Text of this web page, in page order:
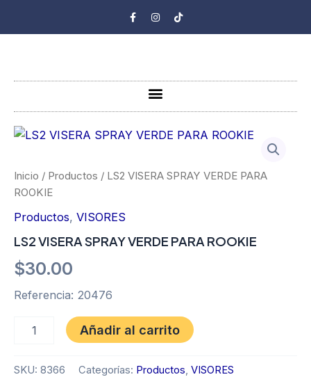
F
a
k
I
n
a
m
T
i
Menu
Inicio / Productos / LS2 VISERA SPRAY VERDE PARA
ROOKIE
Productos, VISORES
LS2 VISERA SPRAY VERDE PARA ROOKIE
$30.00
Referencia: 20476
LS2
VERDE
PARA
cantidad
Añadir al carrito
SKU: 8366 Categorías: Productos VISORES